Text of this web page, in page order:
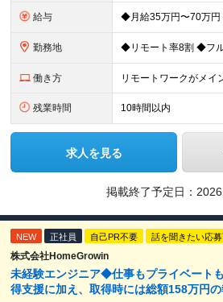
給与
勤務地
働き方 リモートワークがメイ
残業時間 10時間以内
求人を見る
掲載終了予定日：
NEW 正社員 自己PR不要 話を聞きたい応
株式会社HomeGrowin
未経験エンジニア◆仕事もプライベート
得支援に加え、取得時には総額158万円の